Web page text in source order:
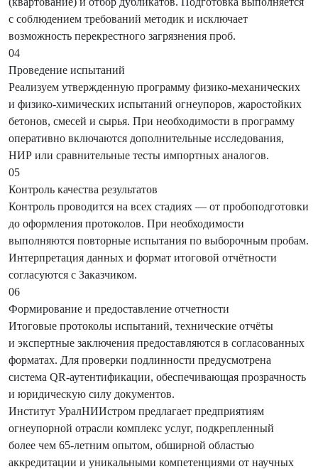
с соблюдением требований методик и исключает
возможность перекрестного загрязнения проб.
04
Проведение испытаний
Реализуем утвержденную программу физико-механических
и физико-химических испытаний огнеупоров, жаростойких
бетонов, смесей и сырья. При необходимости в программу
оперативно включаются дополнительные исследования,
НИР или сравнительные тесты импортных аналогов.
05
Контроль качества результатов
Контроль проводится на всех стадиях — от пробоподготовки
до оформления протоколов. При необходимости
выполняются повторные испытания по выборочным пробам.
Интерпретация данных и формат итоговой отчётности
согласуются с Заказчиком.
06
Формирование и предоставление отчетности
Итоговые протоколы испытаний, технические отчёты
и экспертные заключения предоставляются в согласованных
форматах. Для проверки подлинности предусмотрена
система QR-аутентификации, обеспечивающая прозрачность
и юридическую силу документов.
Институт УралНИИстром предлагает предприятиям
огнеупорной отрасли комплекс услуг, подкрепленный
более чем 65-летним опытом, обширной областью
аккредитации и уникальными компетенциями от научных